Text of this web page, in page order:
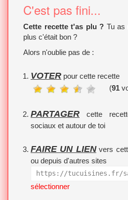
C'est pas fini...
Cette recette t'as plu ? Tu as
plus c'était bon ?
Alors n'oublie pas de :
VOTER pour cette recette
(91
PARTAGER cette
sociaux et autour de toi
FAIRE UN LIENvers
ou depuis d'autres sites
https://tucuisines.fr/
sélectionner